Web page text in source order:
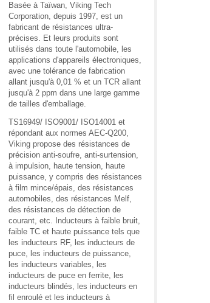
Basée à Taïwan, Viking Tech
Corporation, depuis 1997, est un
fabricant de résistances ultra-
précises. Et leurs produits sont
utilisés dans toute l'automobile, les
applications d'appareils électroniques,
avec une tolérance de fabrication
allant jusqu'à 0,01 % et un TCR allant
jusqu'à 2 ppm dans une large gamme
de tailles d'emballage.
TS16949/ ISO9001/ ISO14001 et
répondant aux normes AEC-Q200,
Viking propose des résistances de
précision anti-soufre, anti-surtension,
à impulsion, haute tension, haute
puissance, y compris des résistances
à film mince/épais, des résistances
automobiles, des résistances Melf,
des résistances de détection de
courant, etc. Inducteurs à faible bruit,
faible TC et haute puissance tels que
les inducteurs RF, les inducteurs de
puce, les inducteurs de puissance,
les inducteurs variables, les
inducteurs de puce en ferrite, les
inducteurs blindés, les inducteurs en
fil enroulé et les inducteurs à